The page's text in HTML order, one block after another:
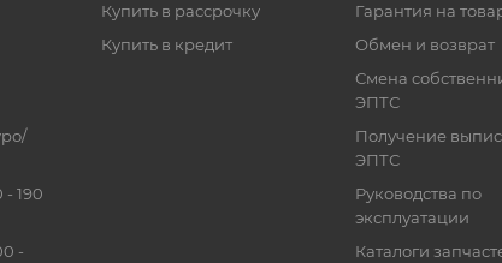
190
-
Купить в рассрочку
Купить в кредит
Гарантия на
Обмен и возврат
Смена
ЭПТС
Получение
ЭПТС
Руководства по
эксплуатации
Каталоги